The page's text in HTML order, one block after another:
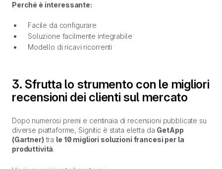
Perché è interessante:
Facile da configurare
Soluzione facilmente integrabile
Modello di ricavi ricorrenti
3. Sfrutta lo strumento con le migliori
recensioni dei clienti sul mercato
Dopo numerosi premi e centinaia di recensioni pubblicate su
diverse piattaforme, Signitic è stata eletta da GetApp
(Gartner) tra le 10 migliori soluzioni francesi per la
produttività.